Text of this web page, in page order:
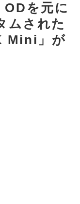
を元に
ムされた
Mini」が